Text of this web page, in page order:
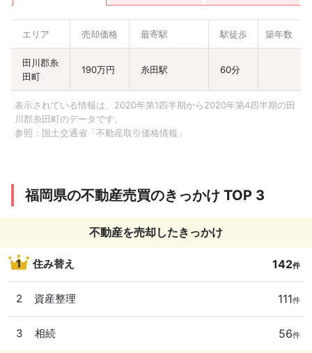
福岡市東区
福岡県
行橋市
福岡県
北九州市八幡
東区
3ヶ月以内 2LDK 築45年以内
福岡県
宗像市
6ヶ月以内 3LDK 築20年以内
3ヶ月以内
福岡県
福岡市早良区
北九州市小倉
北区
エリア 売却価格 最寄駅 駅徒歩 築年数
田川郡糸
田町
190万円 糸田駅 60分
表示されている情報は、2020年第1四半期から2020年第4四半期の田
川郡糸田町のデータです。
参照： 国土交通省「不動産取引価格情報」
福岡県の不動産売買のきっかけ TOP 3
不動産を売却したきっかけ
1 住み替え 142件
2 資産整理 111件
3 相続 56件